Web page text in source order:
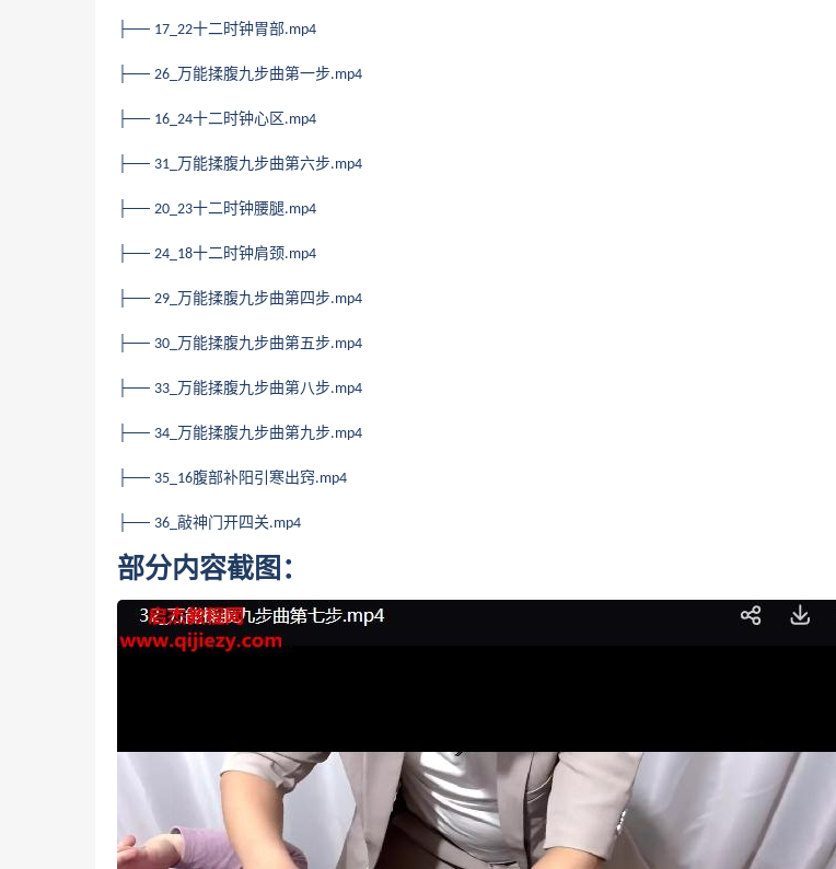
├── 17_22十二时钟胃部.mp4
├── 26_ 万能揉腹九步曲第一步.mp4
├── 16_24十二时钟心区 .mp4
├── 31_ 万能揉腹九步曲第六步.mp4
├── 20_23十二时钟腰腿.mp4
├── 24_18十二时钟肩颈.mp4
├── 29_ 万能揉腹九步曲第四步.mp4
├── 30_ 万能揉腹九步曲第五步.mp4
├── 33_ 万能揉腹九步曲第八步.mp4
├── 34_ 万能揉腹九步曲第九步.mp4
├── 35_16腹部补阳引寒出窍.mp4
├── 36_ 敲神门开四关.mp4
部分内容截图：